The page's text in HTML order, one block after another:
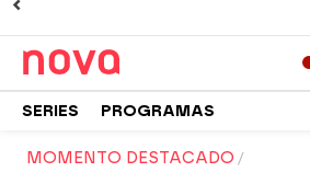
SERIES PROGRAMAS
MOMENTO DESTACADO